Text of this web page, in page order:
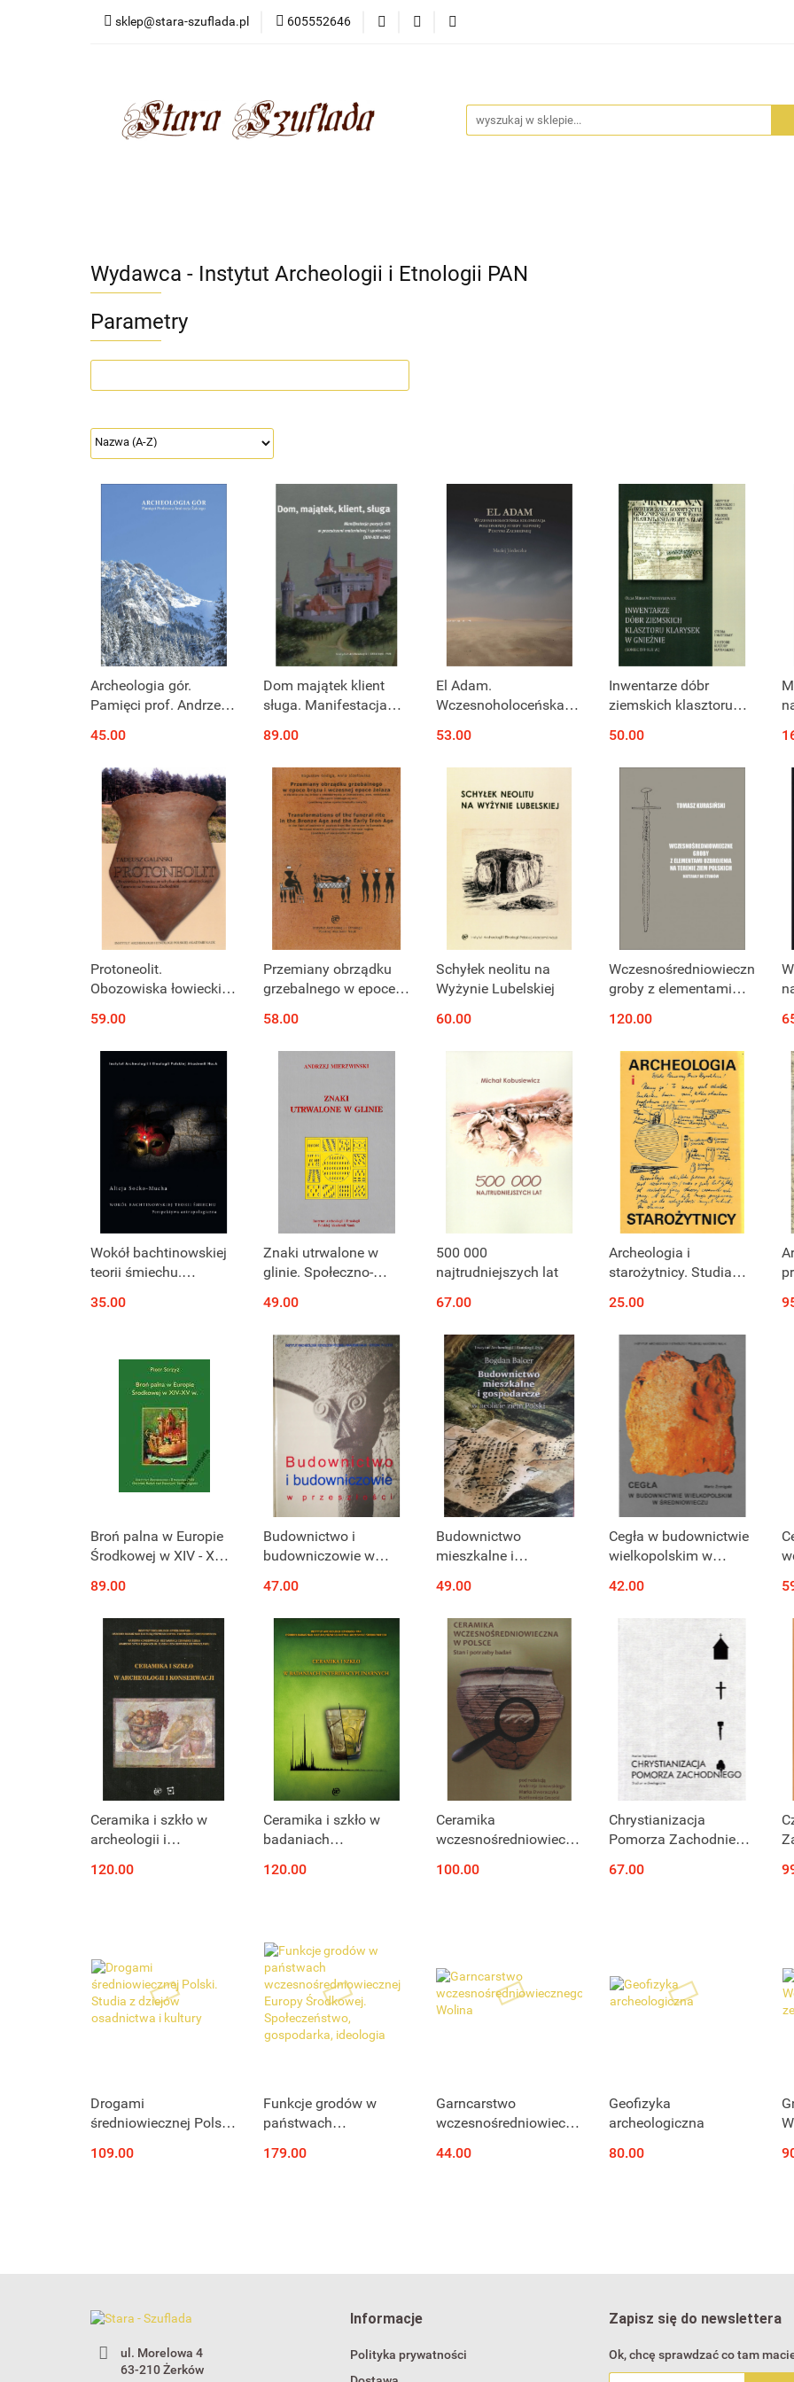
sklep@stara-szuflada.pl 605552646
NOWOŚCI STARA SZUFLADA
Wydawca - Instytut Archeologii i Etnologii PAN
Parametry
Archeologia gór.
Pamięci prof. Andrzeja
45.00
Dom majątek klient
sługa. Manifestacja
przestrzeni materialnej
i społecznej (XIII - XIX
wieku)
89.00
El Adam.
Wczesnoholoceńska
południowej strefy
egipskiej Pustyni
53.00
Inwentarze dóbr
ziemskich klasztoru
(koniec XVI-XVII w.)
50.00
Protoneolit.
Obozowiska łowieckie
atlantyckiego w
Tanowie na Pomorzu
Zachodnim
59.00
Przemiany obrządku
grzebalnego w epoce
żelaza w świetle
analizy źródeł z
cmentarzyska w
58.00
Schyłek neolitu na
Wyżynie Lubelskiej
60.00
Wczesnośredniowieczne
groby z elementami
ziem polskich.
Materiały do studiów
120.00
Wokół bachtinowskiej
teorii śmiechu.
antropologiczna
35.00
Znaki utrwalone w
glinie. Społeczno-
działań wytwórczych
końca epoki brązu i
wczesnej epoki
żelaza...
49.00
Produkt niedostępny
500 000
najtrudniejszych lat
67.00
Produkt niedostępny
Archeologia i
starożytnicy. Studia
Profesorowi
Andrzejowi
Abramowiczowi w 70
rocznicę urodzin
25.00
Produkt niedostępny
Broń palna w Europie
Środkowej w XIV - XV
89.00
Produkt niedostępny
Budownictwo i
budowniczowie w
47.00
Produkt niedostępny
Budownictwo
mieszkalne i
ziem Polski
49.00
Produkt niedostępny
Cegła w budownictwie
wielkopolskim w
42.00
Produkt niedostępny
Ceramika i szkło w
archeologii i
120.00
Produkt niedostępny
Ceramika i szkło w
badaniach
120.00
Produkt niedostępny
Ceramika
wczesnośredniowieczna
potrzeby badań
100.00
Produkt niedostępny
Chrystianizacja
Pomorza Zachodniego.
archeologiczne
67.00
Produkt niedostępny
Drogami
średniowiecznej Polski.
osadnictwa i kultury
109.00
Produkt niedostępny
Funkcje grodów w
państwach
Europy Środkowej.
179.00
Produkt niedostępny
Garncarstwo
wczesnośredniowiecznego
44.00
Produkt niedostępny
Geofizyka
archeologiczna
80.00
ul. Morelowa 4
63-210 Żerków
Informacje
Polityka prywatności
Zapisz się do newslettera
Ok, chcę sprawdzać co tam